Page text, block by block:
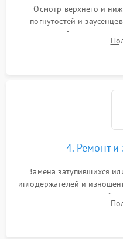
Осмотр верхнего и
погнутостей и
кромок ножей, состояния
и механизма
4. Ремонт и
Замена затупившихся
иглодержателей и
новых петлителей
Восстановление